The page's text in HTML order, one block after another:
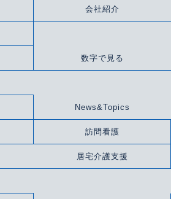
会社紹介
数字で見る
News&Topics
訪問看護
居宅介護支援